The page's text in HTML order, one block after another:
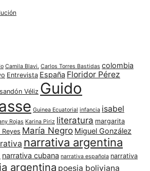
Camila Blavi. Carlos Torres Bastidas colombia
Entrevista España Floridor Pérez
Véliz Guido
Guinea Ecuatorial infancia isabel
Rojas Karina Piriz literatura margarita
María Negro Miguel González
narrativa argentina
narrativa cubana narrativa española narrativa
argentina poesia boliviana